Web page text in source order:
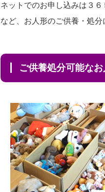
ネットでのお申し込みは３
など、お人形のご供養・処分
ご供養処分可能な